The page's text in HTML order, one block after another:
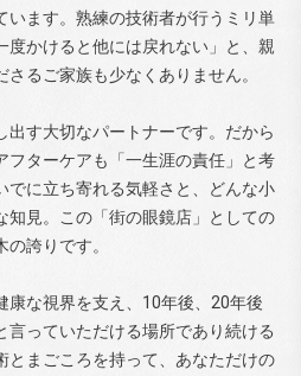
います。熟練の技術者が行うミリ単
度かけると他には戻れない」と、親
るご家族も少なくありません。
出す大切なパートナーです。だから
フターケアも「一生涯の責任」と考
でに立ち寄れる気軽さと、どんな小
知見。この「街の眼鏡店」としての
誇りです。
康な視界を支え、10年後、20年後
言っていただける場所であり続ける
とまごころを持って、あなただけの